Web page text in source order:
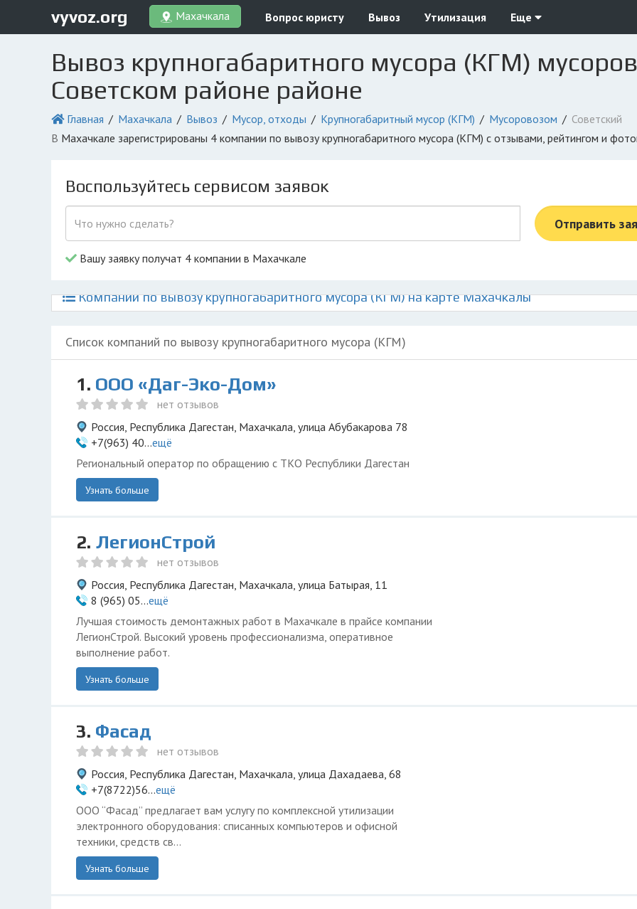
vyvoz.org Махачкала Вопрос юристу Вывоз Утилизация Еще
Вывоз крупногабаритного мусора (КГМ)
Советском районе районе
Главная Махачкала Вывоз Мусор, отходы Крупногабаритный мусор (КГМ) Мусоровозом
Советский
в Махачкале зарегистрированы 4 компании по вывозу крупногабаритного мусора (КГМ) с отзывами, рейтингом и
Воспользуйтесь сервисом заявок
Отправить
Вашу заявку получат 4 компании в Махачкале
Компании по вывозу крупногабаритного мусора (КГМ) на карте Махачкалы
Список компаний по вывозу крупногабаритного мусора (КГМ)
1. ООО «Даг-Эко-Дом»
нет отзывов
Россия, Республика Дагестан, Махачкала, улица Абубакарова 78
+7(963) 40...ещё
Региональный оператор по обращению с ТКО Республики Дагестан
Узнать больше
2. ЛегионСтрой
нет отзывов
Россия, Республика Дагестан, Махачкала, улица Батырая, 11
8 (965) 05...ещё
Лучшая стоимость демонтажных работ в Махачкале в прайсе компании
ЛегионСтрой. Высокий уровень профессионализма, оперативное
выполнение работ.
Узнать больше
3. Фасад
нет отзывов
Россия, Республика Дагестан, Махачкала, улица Дахадаева, 68
+7(8722)56...ещё
ООО “Фасад” предлагает вам услугу по комплексной утилизации
электронного оборудования: списанных компьютеров и офисной
техники, средств св...
Узнать больше